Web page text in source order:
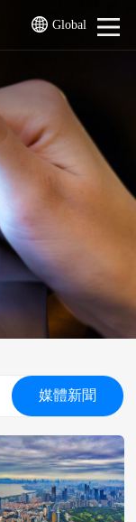
Global
媒體新聞